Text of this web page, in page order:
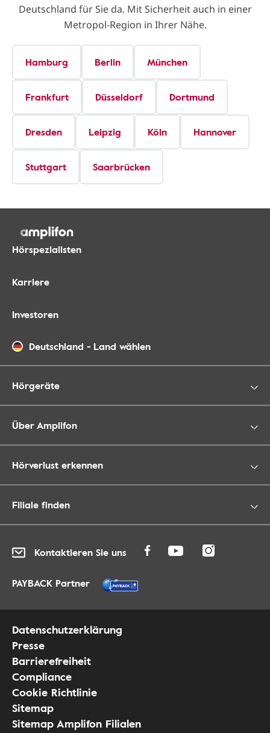
Deutschland für Sie da. Mit Sicherheit auch in einer
Metropol-Region in Ihrer Nähe.
Hamburg Berlin München
Frankfurt Düsseldorf Dortmund
Dresden Leipzig Köln Hannover
Stuttgart Saarbrücken
Hörspezialisten
Karriere
Investoren
Deutschland - Land wählen
Hörgeräte
Über Amplifon
Hörverlust erkennen
Filiale finden
Kontaktieren Sie uns
PAYBACK Partner
Datenschutzerklärung
Presse
Barrierefreiheit
Compliance
Cookie Richtlinie
Sitemap
Sitemap Amplifon Filialen